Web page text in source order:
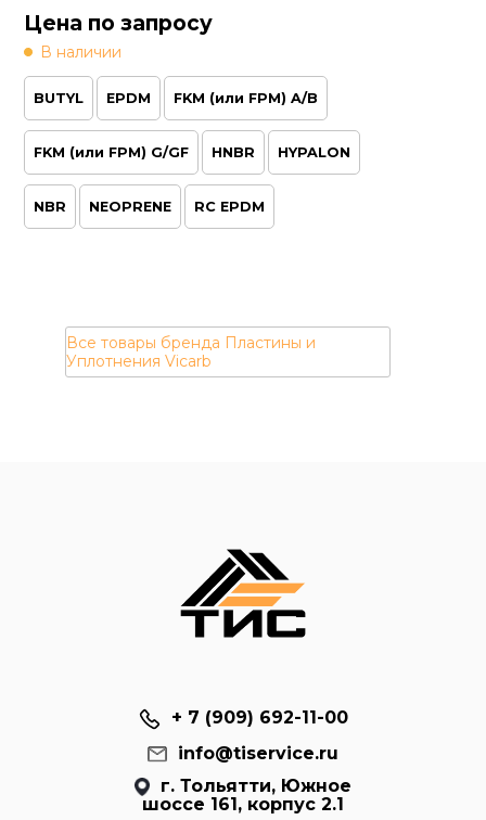
Пластины и
Уплотнения Vicarb
BUTYL EPDM FKM (или FPM) A/B
FKM (или FPM) G/GF HNBR HYPALON
NBR NEOPRENE RC EPDM
+ 7 (909) 692-11-00
info@tiservice.ru
г. Тольятти, Южное
шоссе 161, корпус 2.1